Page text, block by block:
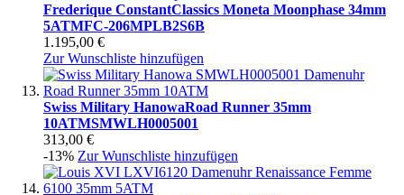
Frederique ConstantClassics Moneta Moonphase 34mm
5ATMFC-206MPLB2S6B
1.195,00 €
Zur Wunschliste hinzufügen
Swiss Military HanowaRoad Runner 35mm
10ATMSMWLH0005001
313,00 €
-13% Zur Wunschliste hinzufügen